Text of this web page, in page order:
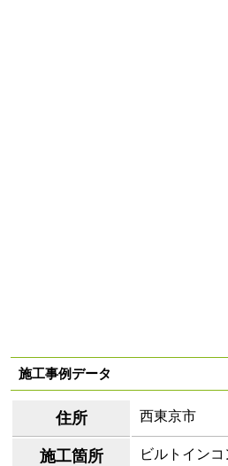
施工事例データ
住所 西東京市
施工箇所 ビルトインコ